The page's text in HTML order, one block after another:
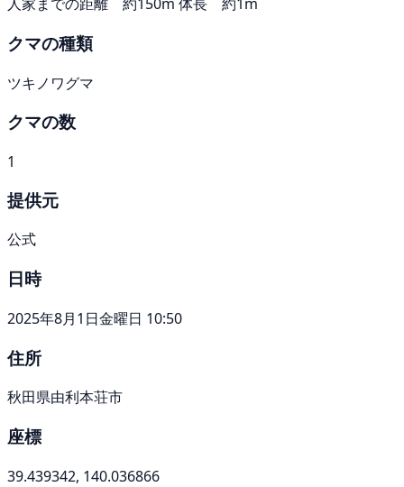
クマの種類
ツキノワグマ
クマの数
1
提供元
公式
日時
2025年8月1日金曜日 10:50
住所
秋田県由利本荘市
座標
39.439342, 140.036866